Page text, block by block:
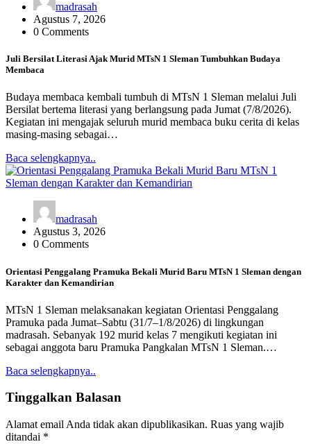
madrasah
Agustus 7, 2026
0 Comments
Juli Bersilat Literasi Ajak Murid MTsN 1 Sleman Tumbuhkan Budaya
Membaca
Budaya membaca kembali tumbuh di MTsN 1 Sleman melalui Juli
Bersilat bertema literasi yang berlangsung pada Jumat (7/8/2026).
Kegiatan ini mengajak seluruh murid membaca buku cerita di kelas
masing-masing sebagai…
Baca selengkapnya..
madrasah
Agustus 3, 2026
0 Comments
Orientasi Penggalang Pramuka Bekali Murid Baru MTsN 1 Sleman dengan
Karakter dan Kemandirian
MTsN 1 Sleman melaksanakan kegiatan Orientasi Penggalang
Pramuka pada Jumat–Sabtu (31/7–1/8/2026) di lingkungan
madrasah. Sebanyak 192 murid kelas 7 mengikuti kegiatan ini
sebagai anggota baru Pramuka Pangkalan MTsN 1 Sleman.…
Baca selengkapnya..
Tinggalkan Balasan
Alamat email Anda tidak akan dipublikasikan. Ruas yang wajib
ditandai *